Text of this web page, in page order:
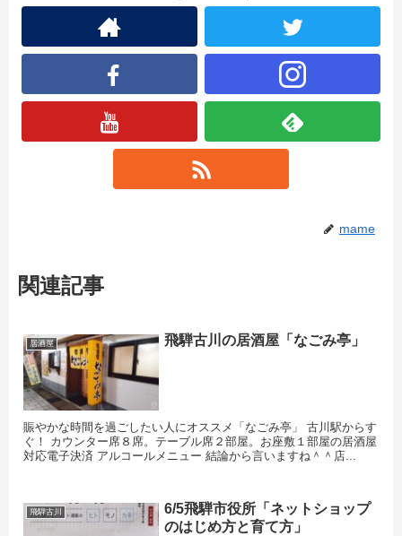
mame
関連記事
居酒屋 飛騨古川の居酒屋「なごみ亭」
賑やかな時間を過ごしたい人にオススメ「なごみ亭」 古川駅からす
ぐ！ カウンター席８席。テーブル席２部屋。お座敷１部屋の居酒屋
対応電子決済 アルコールメニュー 結論から言いますね＾＾店...
飛騨古川
6/5飛騨市役所「ネットショップ
のはじめ方と育て方」